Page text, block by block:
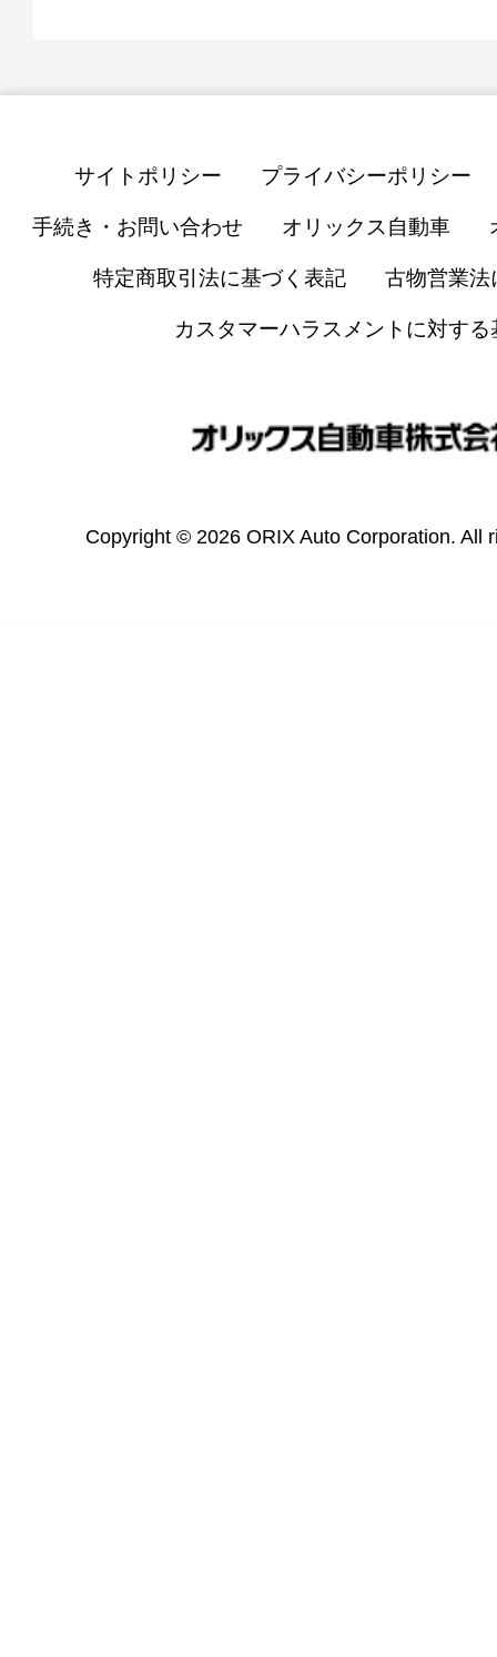
サイトポリシー プライバシーポリシー
手続き・お問い合わせ オリックス自動車
特定商取引法に基づく表記 古物営業法
カスタマーハラスメントに対する
Copyright © 2026 ORIX Auto Corporation. All